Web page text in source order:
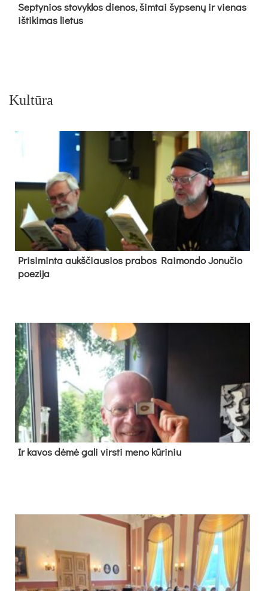
Sep­ty­nios sto­vyk­los die­nos, šim­tai šyp­se­nų ir vie­nas
iš­ti­ki­mas lie­tus
Kultūra
Pri­si­min­ta aukš­čiau­sios pra­bos Rai­mon­do Jo­nu­čio
poe­zi­ja
Ir ka­vos dė­mė ga­li virs­ti me­no kū­ri­niu